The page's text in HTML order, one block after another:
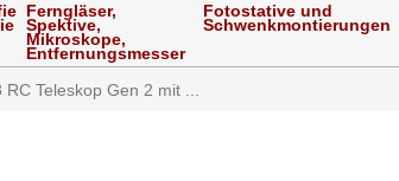
Ferngläser,
Spektive,
Mikroskope,
Entfernungsmesser
Fotostative und
Schwenkmontierungen
Teleskop Gen 2 mit ...